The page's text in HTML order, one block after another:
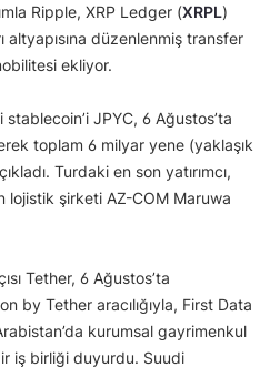
Ripple, XRP Ledger (XRPL)
düzenlenmiş transfer
ekliyor.
JPYC, 6 Ağustos’ta
toplam 6 milyar yene (yaklaşık
Turdaki en son yatırımcı,
lojistik şirketi AZ-COM Maruwa
Tether, 6 Ağustos’ta
by Tether aracılığıyla, First Data
kurumsal gayrimenkul
iş birliği duyurdu. Suudi